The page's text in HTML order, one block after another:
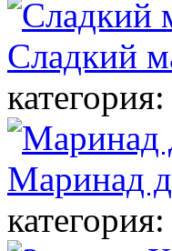
Сладкий
категория:
Маринад
категория: